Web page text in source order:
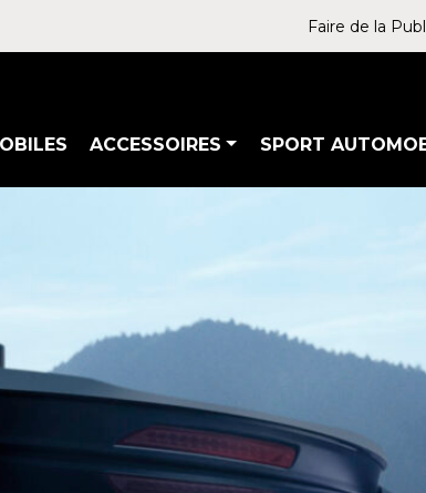
Faire de la
ACCESSOIRES SPORT